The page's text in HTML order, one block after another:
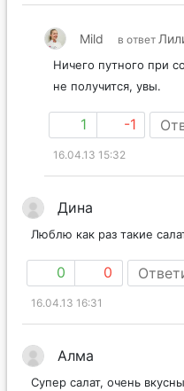
Mild в ответ
Ничего путного при
не получится, увы.
1 -1
16.04.13 15:32
Дина
Люблю как раз такие
0 0
16.04.13 16:31
Алма
Супер салат, очень